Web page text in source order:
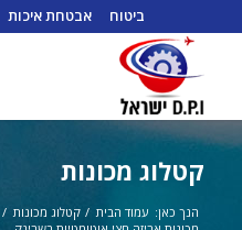
ביטוח אבטחת איכות
קטלוג מכונות
הנך כאן: עמוד הבית / קטלוג מכונות /